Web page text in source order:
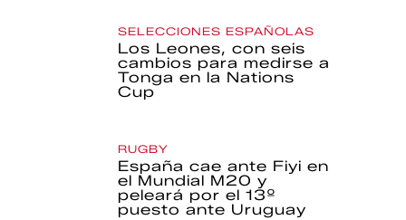
SELECCIONES ESPAÑOLAS
Los Leones, con seis
cambios para medirse a
Tonga en la Nations
Cup
RUGBY
España cae ante Fiyi en
el Mundial M20 y
peleará por el 13º
puesto ante Uruguay